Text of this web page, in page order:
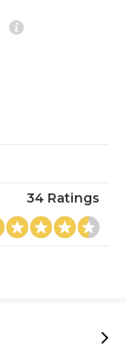
34 Ratings